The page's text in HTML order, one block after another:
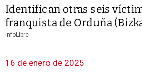
Identifican otras seis
franquista de Orduña
infoLibre
16 de enero de 2025